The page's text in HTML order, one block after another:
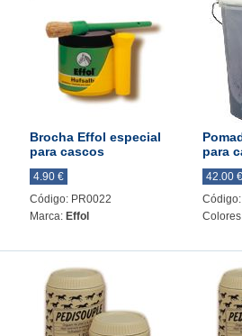
Brocha Effol especial
para cascos
4.90 €
Código: PR0022
Marca: Effol
para
42.00 €